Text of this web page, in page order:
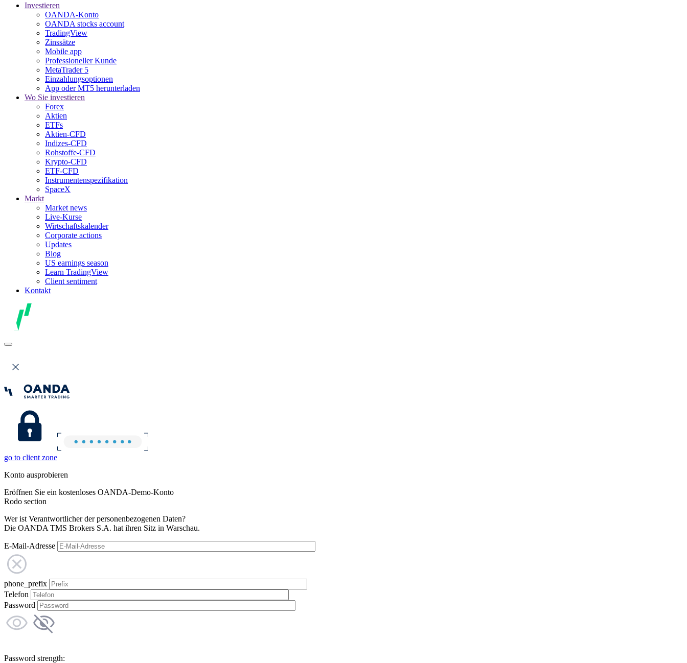
Investieren
OANDA-Konto
OANDA stocks account
TradingView
Zinssätze
Mobile app
Professioneller Kunde
MetaTrader 5
Einzahlungsoptionen
App oder MT5 herunterladen
Wo Sie investieren
Forex
Aktien
ETFs
Aktien-CFD
Indizes-CFD
Rohstoffe-CFD
Krypto-CFD
ETF-CFD
Instrumentenspezifikation
SpaceX
Markt
Market news
Live-Kurse
Wirtschaftskalender
Corporate actions
Updates
Blog
US earnings season
Learn TradingView
Client sentiment
Kontakt
go to client zone
Konto ausprobieren
Eröffnen Sie ein kostenloses OANDA-Demo-Konto
Rodo section
Wer ist Verantwortlicher der personenbezogenen Daten?
Die OANDA TMS Brokers S.A. hat ihren Sitz in Warschau.
E-Mail-Adresse
phone_prefix
Telefon
Password
Password strength: